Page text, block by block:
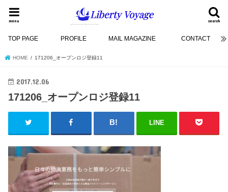
search
menu
TOP PAGE PROFILE MAIL MAGAZINE CONTACT
HOME 171206_オープンロジ登録11
2017.12.06
171206_オープンロジ登録11
LINE